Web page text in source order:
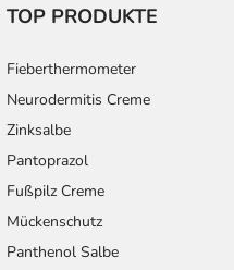
TOP PRODUKTE
Fieberthermometer
Neurodermitis Creme
Zinksalbe
Pantoprazol
Fußpilz Creme
Mückenschutz
Panthenol Salbe